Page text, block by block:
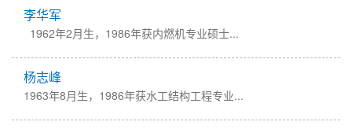
李华军
1962年2月生，1986年获内燃机专业硕士...
杨志峰
1963年8月生，1986年获水工结构工程专业...